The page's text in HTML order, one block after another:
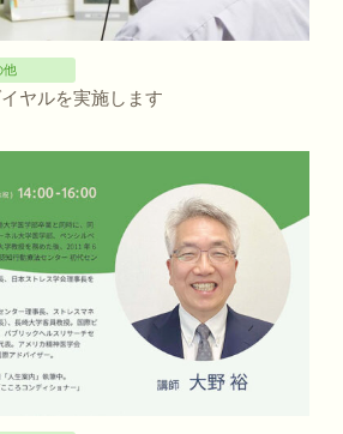
他
ヤルを実施します